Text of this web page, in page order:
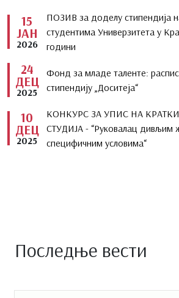
15
ЈАН
2026
ПОЗИВ за доделу стипендија
студентима Универзитета у
години
24
ДЕЦ
2025
Фонд за младе таленте:
стипендију „Доситеја“
10
ДЕЦ
2025
КОНКУРС ЗА УПИС НА
СТУДИЈА - “Руковалац дивљим
специфичним условима“
Последње вести